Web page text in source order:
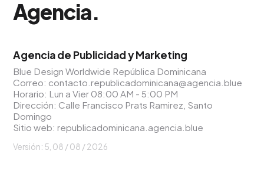
Agencia.
Agencia de Publicidad y Marketing
Blue Design Worldwide República Dominicana
Correo: contacto.republicadominicana@agencia.blue
Horario: Lun a Vier 08:00 AM - 5:00 PM
Dirección: Calle Francisco Prats Ramirez, Santo
Domingo
Sitio web:republicadominicana.agencia.blue
Versión: 5, 08 / 08 / 2026